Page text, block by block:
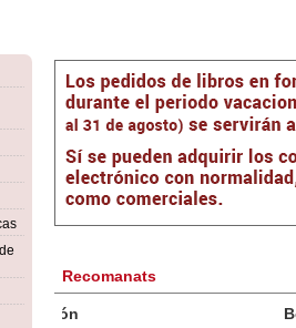
Recomanats
Botánica Agroalimentaria